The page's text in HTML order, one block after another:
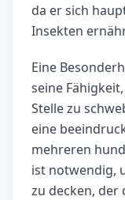
da er sich
Insekten
Eine
seine
Stelle zu
eine
mehreren
ist notwendig,
zu decken, der